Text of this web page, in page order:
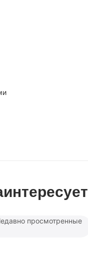
просмотренные